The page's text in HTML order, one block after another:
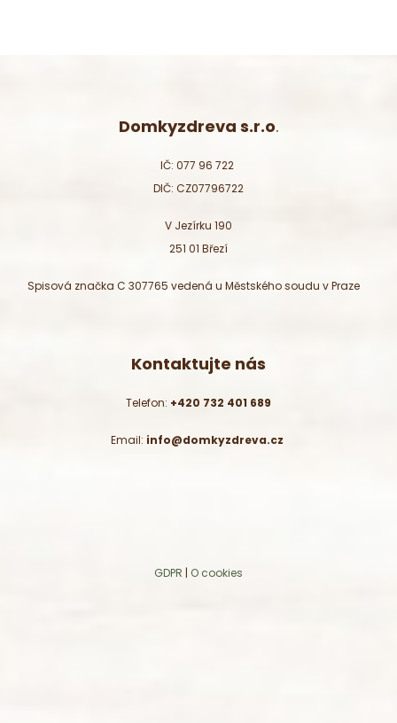
Domkyzdreva s.r.o.
IČ: 077 96 722
DIČ: CZ07796722
V Jezírku 190
251 01 Březí
Spisová značka C 307765 vedená u Městského soudu v Praze
Kontaktujte nás
Telefon: +420 732 401 689
Email: info@domkyzdreva.cz
GDPR | O cookies